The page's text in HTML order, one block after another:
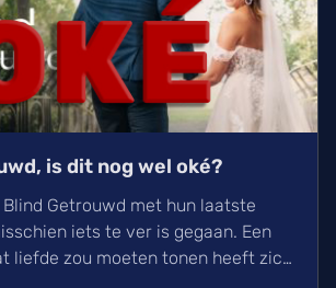
is dit nog wel oké?
Getrouwd met hun laatste
iets te ver is gegaan. Een
liefde zou moeten tonen heeft zich